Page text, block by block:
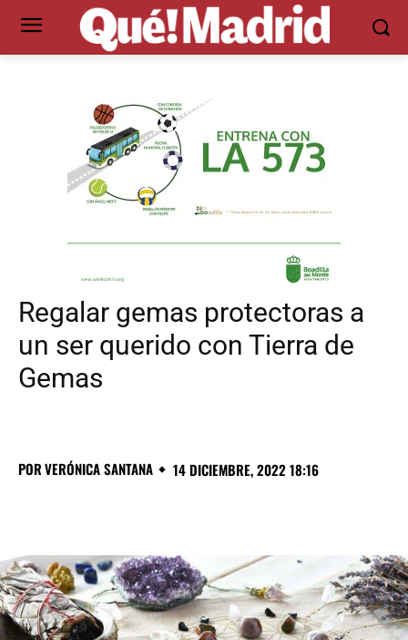
Regalar gemas protectoras a
un ser querido con Tierra de
Gemas
PORVERÓNICA SANTANA 14 DICIEMBRE, 2022 18:16